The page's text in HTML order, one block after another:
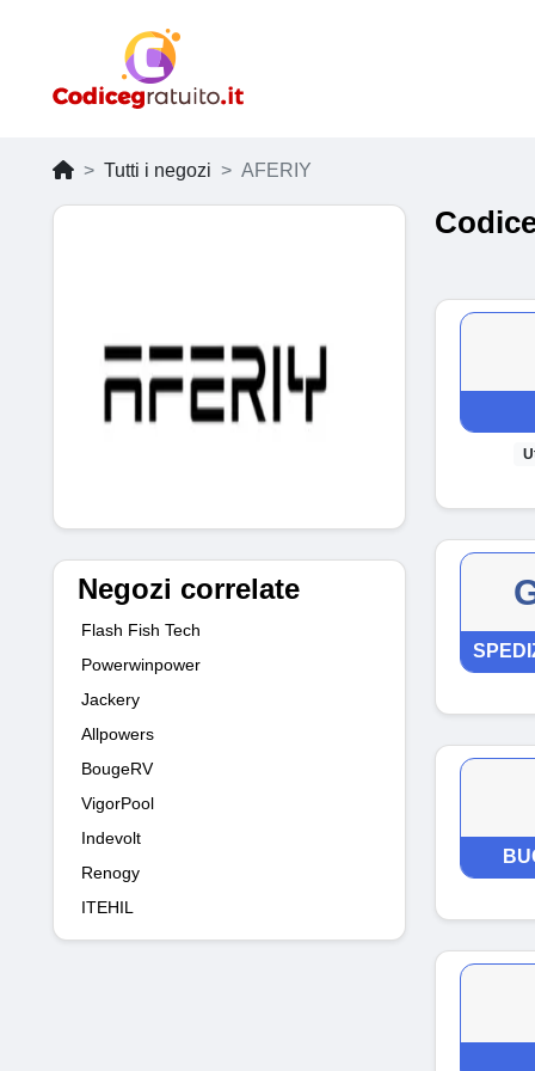
Tutti i negozi AFERIY
Negozi correlate
Flash Fish Tech
Powerwinpower
Jackery
Allpowers
BougeRV
VigorPool
Indevolt
Renogy
ITEHIL